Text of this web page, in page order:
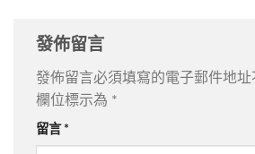
發佈留言
發佈留言必須填寫的電子郵件地址
欄位標示為 *
留言 *